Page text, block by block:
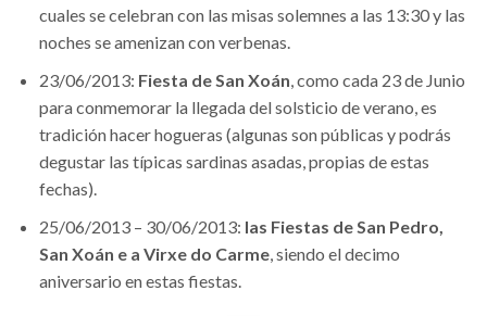
cuales se celebran con las misas solemnes a las 13:30 y las
noches se amenizan con verbenas.
23/06/2013: Fiesta de San Xoán, como cada 23 de Junio
para conmemorar la llegada del solsticio de verano, es
tradición hacer hogueras (algunas son públicas y podrás
degustar las típicas sardinas asadas, propias de estas
fechas).
25/06/2013 – 30/06/2013: las Fiestas de San Pedro,
San Xoán e a Virxe do Carme, siendo el decimo
aniversario en estas fiestas.